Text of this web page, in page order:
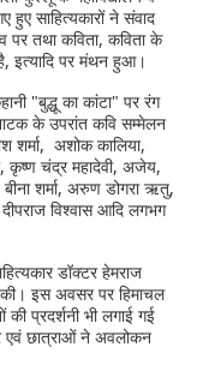
हुए साहित्यकारों ने संवाद
पर तथा कविता, कविता के
इत्यादि पर मंथन हुआ।
"बुद्धू का कांटा" पर रंग
के उपरांत कवि सम्मेलन
अशोक कालिया,
चंद्र महादेवी, अजेय,
शर्मा, अरुण डोगरा ऋतु,
विश्वास आदि लगभग
डॉक्टर हेमराज
की। इस अवसर पर हिमाचल
की प्रदर्शनी भी लगाई गई
एवं छात्राओं ने अवलोकन